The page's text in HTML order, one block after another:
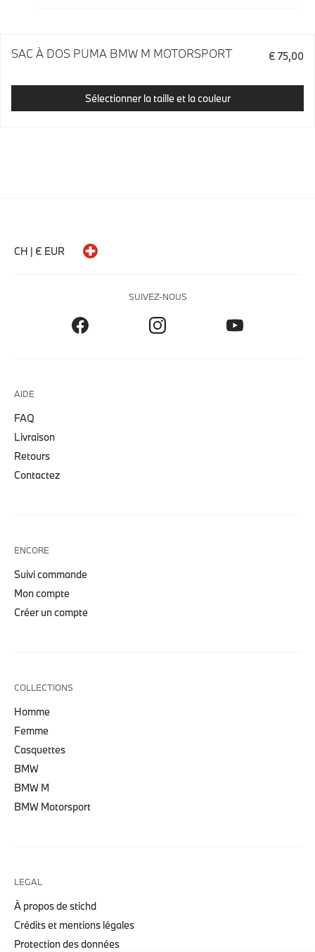
SAC À DOS PUMA BMW M MOTORSPORT € 75,00
Sélectionner la taille et la couleur
CH | € EUR
SUIVEZ-NOUS
AIDE
FAQ
Livraison
Retours
Contactez
ENCORE
Suivi commande
Mon compte
Créer un compte
COLLECTIONS
Homme
Femme
Casquettes
BMW
BMW M
BMW Motorsport
LEGAL
À propos de stichd
Crédits et mentions légales
Protection des données